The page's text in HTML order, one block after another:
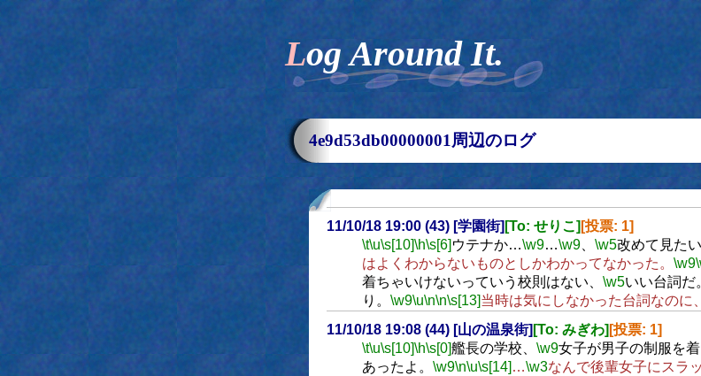
Log Around It.
4e9d53db00000001周辺のログ
11/10/18 19:00 (43) [学園街] [To: せりこ] [投票: 1]
\t\u\s[10]\h\s[6] ウテナか…\w9…\w9、 \w5改めて見たい
はよくわからないものとしかわかってなかった。 \w9
着ちゃいけないっていう校則はない、 \w5いい台詞だ
り。 \w9\u\n\n\s[13]当時は気にしなかった台詞なのに、
11/10/18 19:08 (44) [山の温泉街] [To: みぎわ] [投票: 1]
\t\u\s[10]\h\s[0]艦長の学校、 \w9女子が男子の制服を
あったよ。 \w9\n\u\s[14] …\w3なんで後輩女子にスラ